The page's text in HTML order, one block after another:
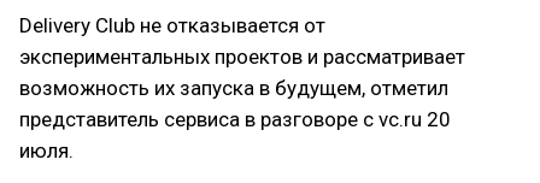
Delivery Club не отказывается от
экспериментальных проектов и рассматривает
возможность их запуска в будущем, отметил
представитель сервиса в разговоре с vc.ru 20
июля.